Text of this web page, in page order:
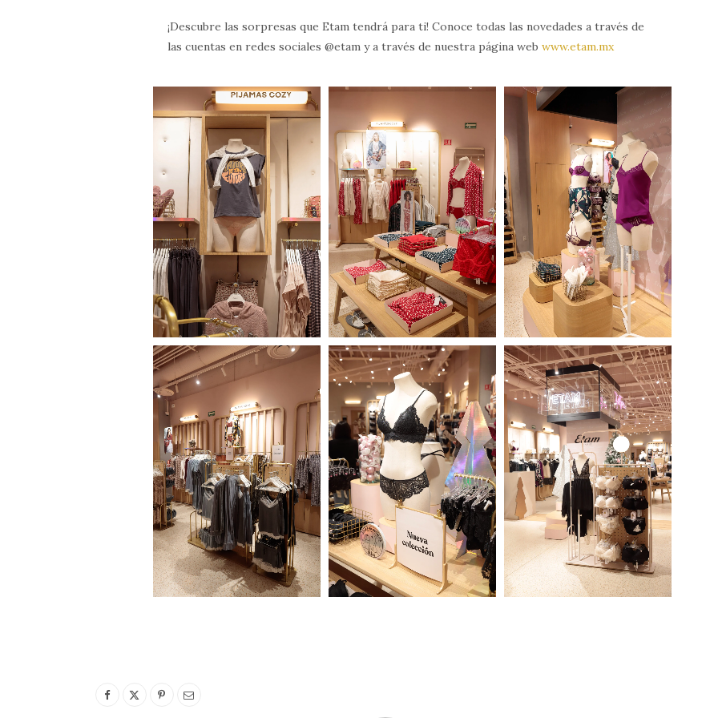
¡Descubre las sorpresas que Etam tendrá para ti! Conoce todas las novedades a través de
las cuentas en redes sociales @etam y a través de nuestra página webwww.etam.mx